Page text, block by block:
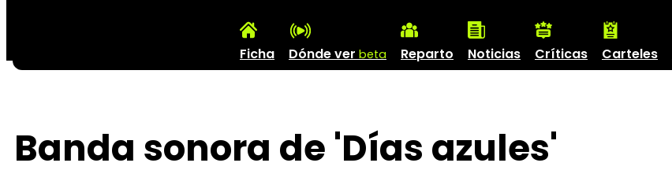
Ficha Dónde ver beta Reparto Noticias Críticas Carteles
Banda sonora de 'Días azules'